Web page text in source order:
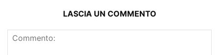
LASCIA UN COMMENTO